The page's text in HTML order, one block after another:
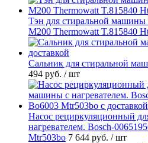
Тэн для стиральной
M200 Thermowatt T.815840
Cальник для стиральной
494 руб. / шт
Насос рециркуляционный
нагревателем. Bosch-
Mtr503bo 7 644 руб. / шт